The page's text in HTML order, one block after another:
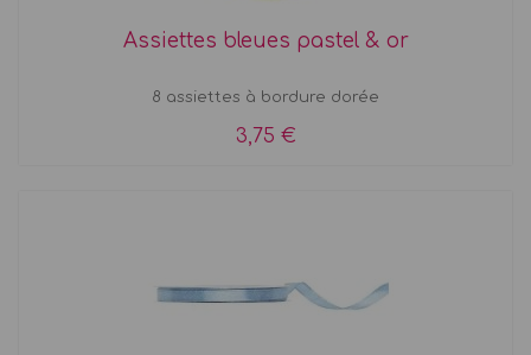
Assiettes bleues pastel & or
8 assiettes à bordure dorée
3,75 €